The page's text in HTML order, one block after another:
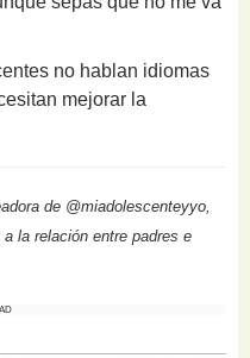
no hablan idiomas
mejorar la
de @miadolescenteyyo,
la relación entre padres e